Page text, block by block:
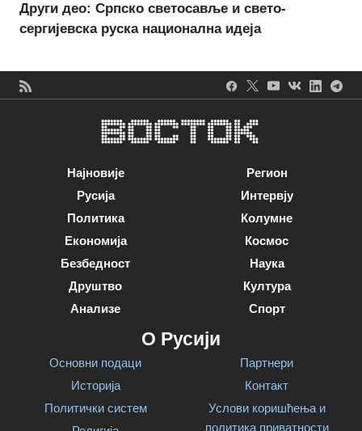
Други део: Српско светосавље и свето-
сергијевска руска национална идеја
Најновије
Русија
Политика
Економија
Безбедност
Друштво
Анализе
Регион
Интервју
Колумне
Космос
Наука
Култура
Спорт
О Русији
Основни подаци
Историја
Политички систем
Партнери
Контакт
Услови коришћења и
политика приватности